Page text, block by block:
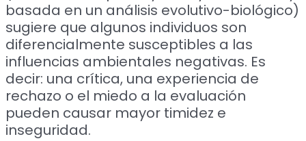
basada en un análisis evolutivo-biológico)
sugiere que algunos individuos son
diferencialmente susceptibles a las
influencias ambientales negativas. Es
decir: una crítica, una experiencia de
rechazo o el miedo a la evaluación
pueden causar mayor timidez e
inseguridad.